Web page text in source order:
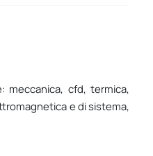
meccanica, cfd, termica,
e di sistema,